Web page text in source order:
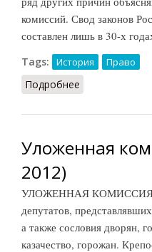
комиссий. Свод законов
составлен лишь в 30-х
Tags: История Право
Подробнее
Уложенная
2012)
УЛОЖЕННАЯ КОМИССИЯ
депутатов,
а также сословия дворян,
казачество, горожан.